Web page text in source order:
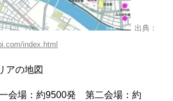
出典：
index.html
アの地図
会場：約9500発 第二会場：約